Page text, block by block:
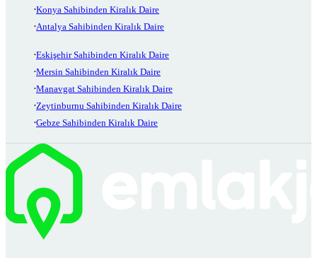
Konya Sahibinden Kiralık Daire
Antalya Sahibinden Kiralık Daire
Eskişehir Sahibinden Kiralık Daire
Mersin Sahibinden Kiralık Daire
Manavgat Sahibinden Kiralık Daire
Zeytinburnu Sahibinden Kiralık Daire
Gebze Sahibinden Kiralık Daire